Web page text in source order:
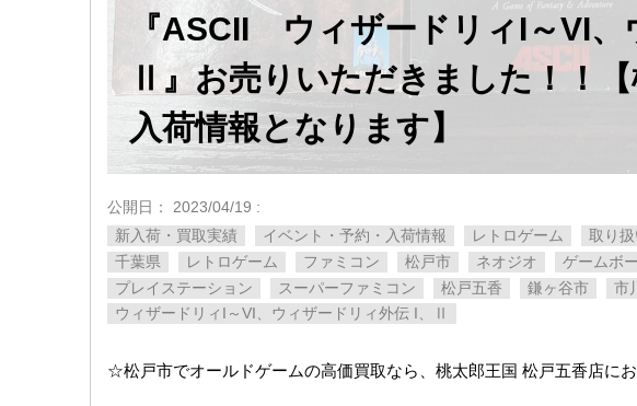
『ASCII ウィザードリィI～VI、
Ⅱ』お売りいただきました！！
入荷情報となります】
公開日： 2023/04/19 :
新入荷・買取実績
イベント・予約・入荷情報 レトロゲーム 取り
千葉県
レトロゲーム ファミコン 松戸市 ネオジオ ゲームボ
プレイステーション
スーパーファミコン 松戸五香 鎌ヶ谷市 市
ウィザードリィI～VI、ウィザードリィ外伝 ​I、Ⅱ
☆松戸市でオールドゲームの高価買取なら、桃太郎王国 松戸五香店に